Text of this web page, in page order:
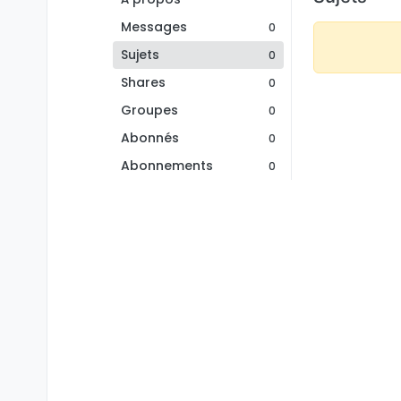
Messages
0
Sujets 0
Shares 0
Groupes 0
Abonnés 0
Abonnements 0